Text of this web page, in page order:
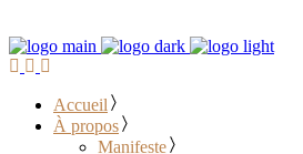
Accueil
À propos
Manifeste